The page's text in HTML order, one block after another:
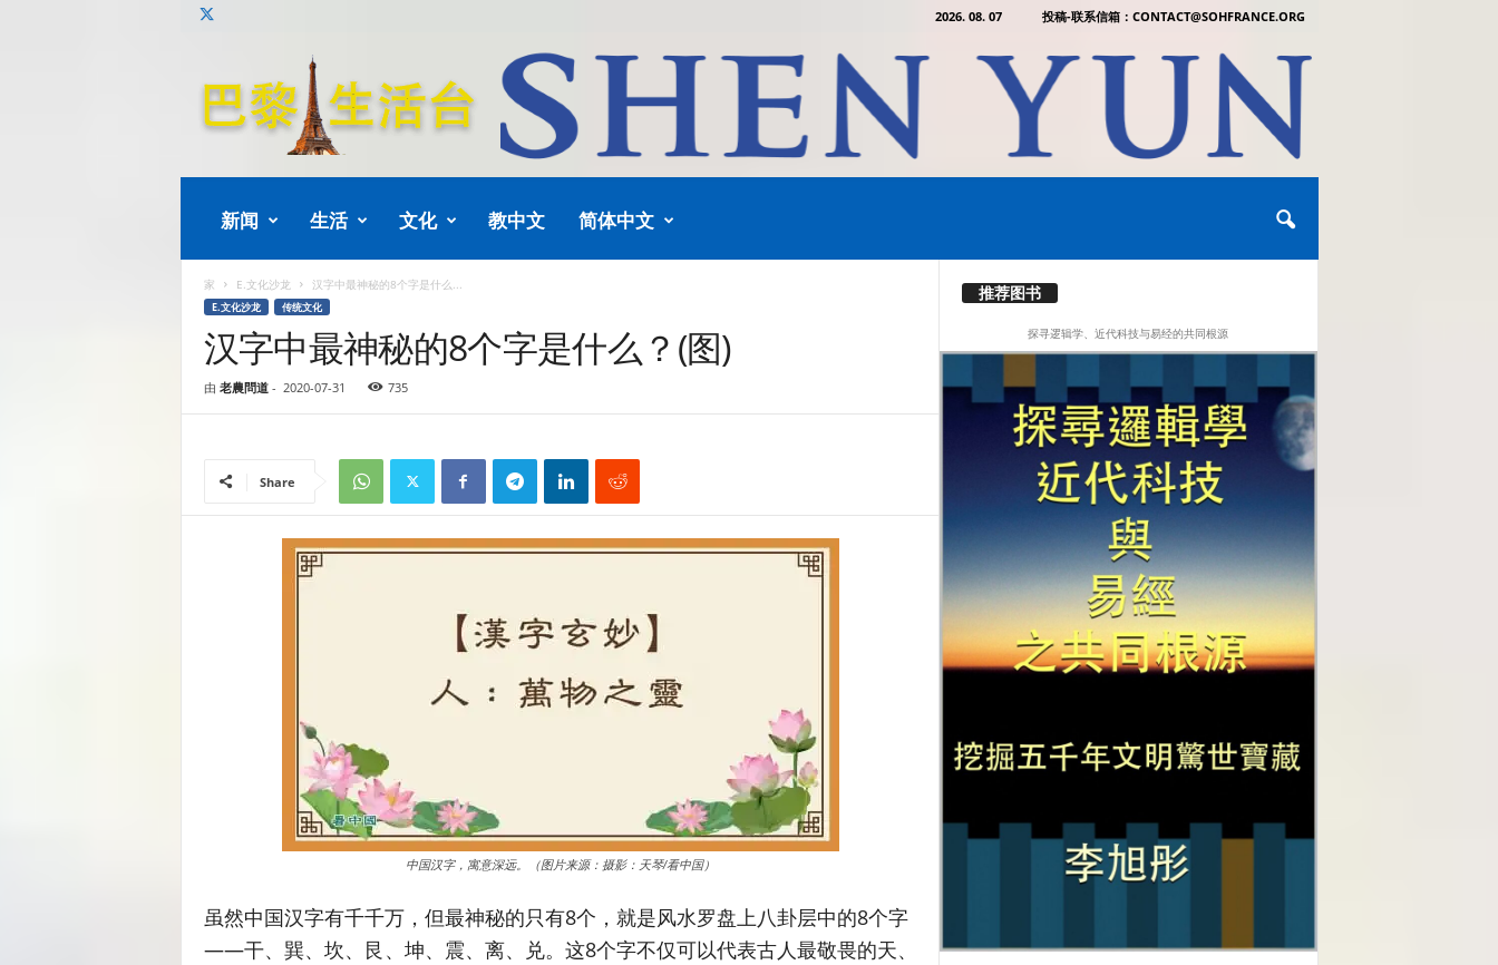
2026. 08. 07 投稿-联系信箱：CONTACT@SOHFRANCE.ORG
新闻 生活 文化 教中文 简体中文
家 E.文化沙龙 汉字中最神秘的8个字是什么...
E.文化沙龙 传统文化
汉字中最神秘的8个字是什么？(图)
由 老農問道- 2020-07-31 735
Share
中国汉字，寓意深远。（图片来源：摄影：天琴/看中国）
虽然中国汉字有千千万，但最神秘的只有8个，就是风水罗盘上八卦层中的8个字
——干、巽、坎、艮、坤、震、离、兑。这8个字不仅可以代表古人最敬畏的天、
推荐图书
探寻逻辑学、近代科技与易经的共同根源